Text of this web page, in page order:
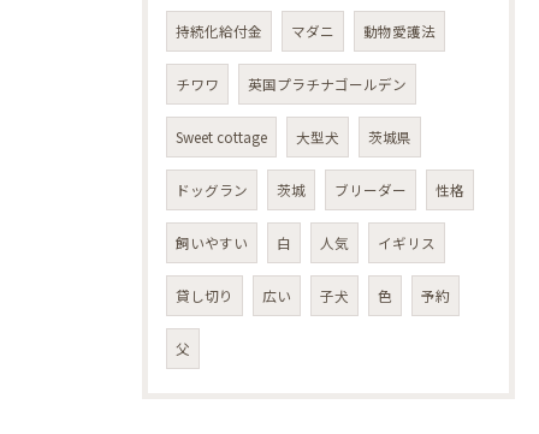
持続化給付金 マダニ 動物愛護法
チワワ 英国プラチナゴールデン
Sweet cottage 大型犬 茨城県
ドッグラン 茨城 ブリーダー 性格
飼いやすい 白 人気 イギリス
貸し切り 広い 子犬 色 予約
父